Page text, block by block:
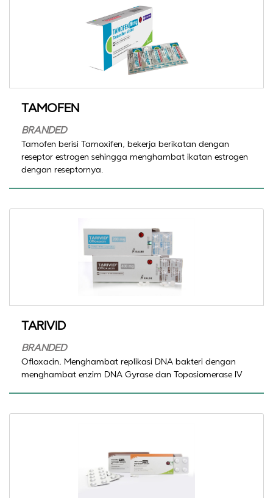
TAMOFEN
BRANDED
Tamofen berisi Tamoxifen, bekerja berikatan dengan
reseptor estrogen sehingga menghambat ikatan estrogen
dengan reseptornya.
TARIVID
BRANDED
Ofloxacin, Menghambat replikasi DNA bakteri dengan
menghambat enzim DNA Gyrase dan Toposiomerase IV